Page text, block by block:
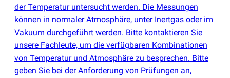
der Temperatur untersucht werden. Die Messungen
können in normaler Atmosphäre, unter Inertgas oder im
Vakuum durchgeführt werden. Bitte kontaktieren Sie
unsere Fachleute, um die verfügbaren Kombinationen
von Temperatur und Atmosphäre zu besprechen. Bitte
geben Sie bei der Anforderung von Prüfungen an,